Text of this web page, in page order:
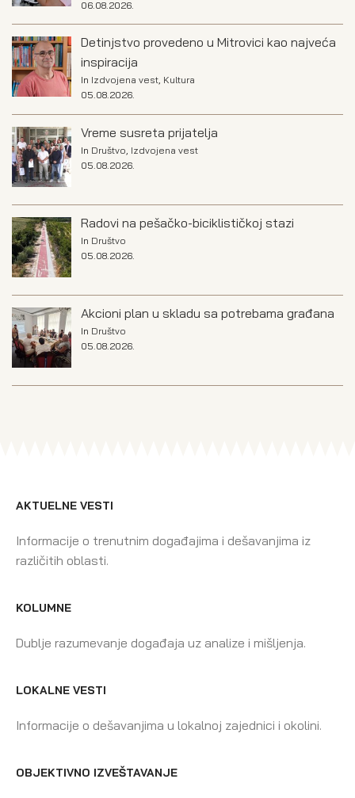
06.08.2026.
Detinjstvo provedeno u Mitrovici kao najveća
inspiracija
In Izdvojena vest, Kultura
05.08.2026.
Vreme susreta prijatelja
In Društvo, Izdvojena vest
05.08.2026.
Radovi na pešačko-biciklističkoj stazi
In Društvo
05.08.2026.
Akcioni plan u skladu sa potrebama građana
In Društvo
05.08.2026.
AKTUELNE VESTI
Informacije o trenutnim događajima i dešavanjima iz
različitih oblasti.
KOLUMNE
Dublje razumevanje događaja uz analize i mišljenja.
LOKALNE VESTI
Informacije o dešavanjima u lokalnoj zajednici i okolini.
OBJEKTIVNO IZVEŠTAVANJE